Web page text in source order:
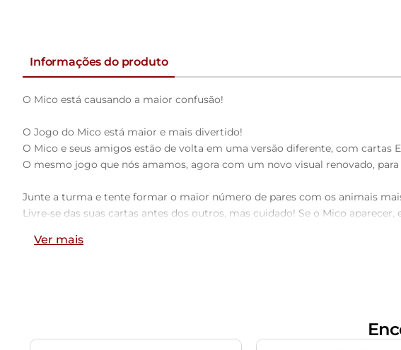
Informações do produto
O Mico está causando a maior confusão!
O Jogo do Mico está maior e mais divertido!
O Mico e seus amigos estão de volta em uma versão diferente, com cartas
O mesmo jogo que nós amamos, agora com um novo visual renovado,
Junte a turma e tente formar o maior número de pares com os animais
Livre-se das suas cartas antes dos outros, mas cuidado! Se o Mico aparecer,
Contém um total de 25 unidades de cartas.
Idade: 4 +
Ver mais